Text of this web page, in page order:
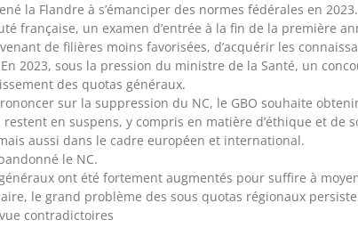
la Flandre à s’émanciper des normes fédérales en 2023.
française, un examen d’entrée à la fin de la première
de filières moins favorisées, d’acquérir les
2023, sous la pression du ministre de la Santé, un
des quotas généraux.
sur la suppression du NC, le GBO souhaite
en suspens, y compris en matière d’éthique et de
aussi dans le cadre européen et international.
le NC.
ont été fortement augmentés pour suffire à
le grand problème des sous quotas régionaux
contradictoires